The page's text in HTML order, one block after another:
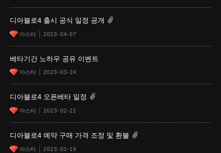
디아블로4 출시 공식 일정 공개
마스터 2023-04-07
베타기간 노하우 공유 이벤트
마스터 2023-03-24
디아블로4 오픈베타 일정
마스터 2023-02-21
디아블로4 예약 구매 가격 조정 및 환불
마스터 2023-01-19